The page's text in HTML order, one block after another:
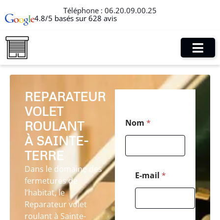
Téléphone : 06.20.09.00.25
4.8/5 basés sur 628 avis
REPARATEUR
VOLET
ROULANT
À SAINTE-
TERRE
Dans le domaine des
fermetures de
l’habitat, le
Reparateur volet
roulant à Sainte-
Nom *
E-mail *
M
e
s